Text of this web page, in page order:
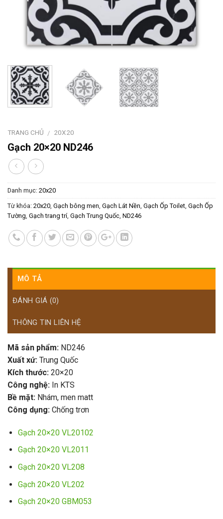
TRANG CHỦ / 20X20
Gạch 20×20 ND246
Danh mục: 20x20
Từ khóa: 20x20, Gạch bông men, Gạch Lát Nền, Gạch Ốp Toilet, Gạch Ốp
Tường, Gạch trang trí, Gạch Trung Quốc, ND246
MÔ TẢ
ĐÁNH GIÁ (0)
THÔNG TIN LIÊN HỆ
Mã sản phẩm: ND246
Xuất xứ: Trung Quốc
Kích thước: 20×20
Công nghệ: In KTS
Bề mặt: Nhám, men matt
Công dụng: Chống trơn
Gạch 20×20 VL20102
Gạch 20×20 VL2011
Gạch 20×20 VL208
Gạch 20×20 VL202
Gạch 20×20 GBM053